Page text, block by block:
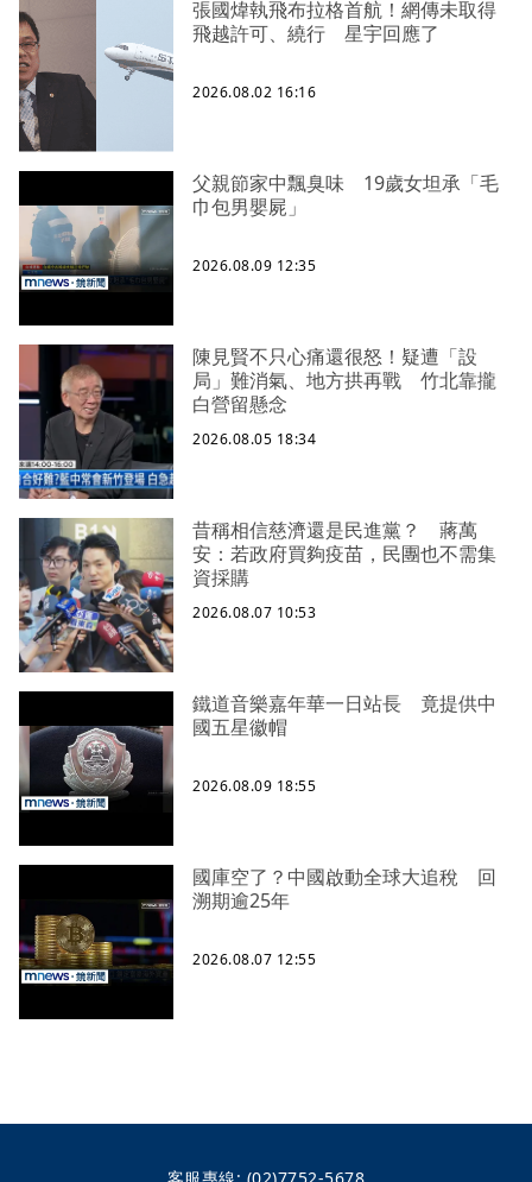
張國煒執飛布拉格首航！網傳未取得
飛越許可、繞行 星宇回應了
2026.08.02 16:16
父親節家中飄臭味 19歲女坦承「毛
巾包男嬰屍」
2026.08.09 12:35
陳見賢不只心痛還很怒！疑遭「設
局」難消氣、地方拱再戰 竹北靠攏
白營留懸念
2026.08.05 18:34
昔稱相信慈濟還是民進黨？ 蔣萬
安：若政府買夠疫苗，民團也不需集
資採購
2026.08.07 10:53
鐵道音樂嘉年華一日站長 竟提供中
國五星徽帽
2026.08.09 18:55
國庫空了？中國啟動全球大追稅 回
溯期逾25年
2026.08.07 12:55